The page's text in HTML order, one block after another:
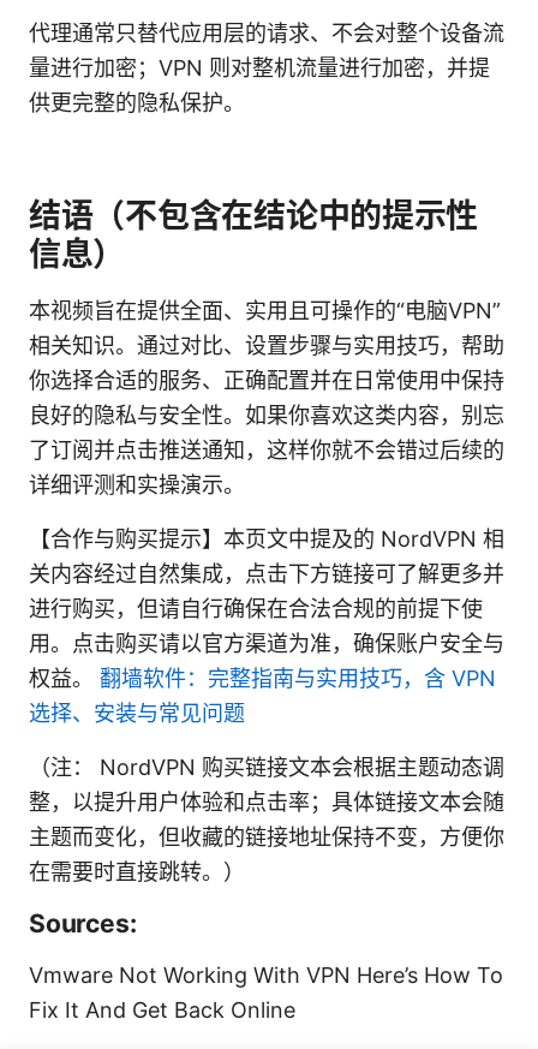
代理通常只替代应用层的请求、不会对整个设备流
量进行加密；VPN 则对整机流量进行加密，并提
供更完整的隐私保护。
结语（不包含在结论中的提示性
信息）
本视频旨在提供全面、实用且可操作的“电脑VPN”
相关知识。通过对比、设置步骤与实用技巧，帮助
你选择合适的服务、正确配置并在日常使用中保持
良好的隐私与安全性。如果你喜欢这类内容，别忘
了订阅并点击推送通知，这样你就不会错过后续的
详细评测和实操演示。
【合作与购买提示】本页文中提及的 NordVPN 相
关内容经过自然集成，点击下方链接可了解更多并
进行购买，但请自行确保在合法合规的前提下使
用。点击购买请以官方渠道为准，确保账户安全与
权益。 翻墙软件：完整指南与实用技巧，含 VPN
选择、安装与常见问题
（注： NordVPN 购买链接文本会根据主题动态调
整，以提升用户体验和点击率；具体链接文本会随
主题而变化，但收藏的链接地址保持不变，方便你
在需要时直接跳转。）
Sources:
Vmware Not Working With VPN Here’s How To
Fix It And Get Back Online